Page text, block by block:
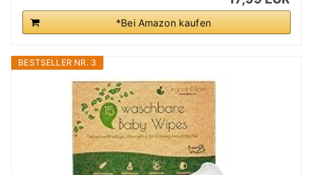
*Bei Amazon kaufen
BESTSELLER NR. 3